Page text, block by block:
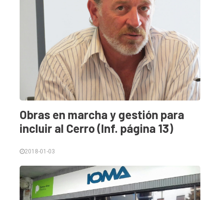
Tendencia
Política
Cultura
Entrevistas
Rural
Deportes
Fúnebres
Obras en marcha y gestión para
incluir al Cerro (Inf. página 13)
2018-01-03